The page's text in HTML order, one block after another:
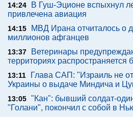
14:24
В Гуш-Эционе вспыхнул
привлечена авиация
14:15
МВД Ирана отчиталось о
миллионов афганцев
13:37
Ветеринары
территориях распространяется
13:11
Глава САП: "Израиль не
Украины о выдаче Миндича и
13:05 "Кан": бывший солдат-
"Голани", покончил с собой в